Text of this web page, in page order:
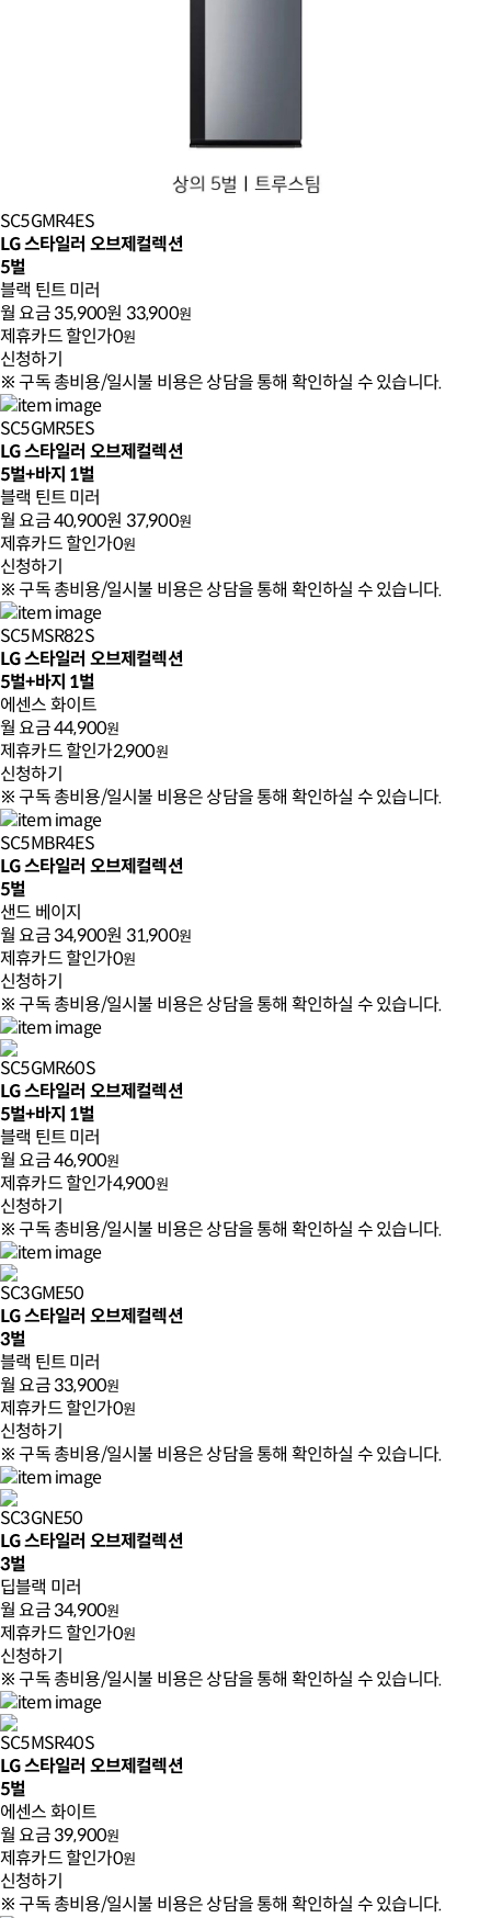
SC5GMR4ES
LG 스타일러 오브제컬렉션
5벌
블랙 틴트 미러
월 요금35,900원 33,900원
제휴카드 할인가0원
신청하기
※ 구독 총비용/일시불 비용은 상담을 통해 확인하실 수 있습니다.
SC5GMR5ES
LG 스타일러 오브제컬렉션
5벌+바지 1벌
블랙 틴트 미러
월 요금40,900원 37,900원
제휴카드 할인가0원
신청하기
※ 구독 총비용/일시불 비용은 상담을 통해 확인하실 수 있습니다.
SC5MSR82S
LG 스타일러 오브제컬렉션
5벌+바지 1벌
에센스 화이트
월 요금44,900원
제휴카드 할인가2,900원
신청하기
※ 구독 총비용/일시불 비용은 상담을 통해 확인하실 수 있습니다.
SC5MBR4ES
LG 스타일러 오브제컬렉션
5벌
샌드 베이지
월 요금34,900원 31,900원
제휴카드 할인가0원
신청하기
※ 구독 총비용/일시불 비용은 상담을 통해 확인하실 수 있습니다.
SC5GMR60S
LG 스타일러 오브제컬렉션
5벌+바지 1벌
블랙 틴트 미러
월 요금46,900원
제휴카드 할인가4,900원
신청하기
※ 구독 총비용/일시불 비용은 상담을 통해 확인하실 수 있습니다.
SC3GME50
LG 스타일러 오브제컬렉션
3벌
블랙 틴트 미러
월 요금33,900원
제휴카드 할인가0원
신청하기
※ 구독 총비용/일시불 비용은 상담을 통해 확인하실 수 있습니다.
SC3GNE50
LG 스타일러 오브제컬렉션
3벌
딥블랙 미러
월 요금34,900원
제휴카드 할인가0원
신청하기
※ 구독 총비용/일시불 비용은 상담을 통해 확인하실 수 있습니다.
SC5MSR40S
LG 스타일러 오브제컬렉션
5벌
에센스 화이트
월 요금39,900원
제휴카드 할인가0원
신청하기
※ 구독 총비용/일시불 비용은 상담을 통해 확인하실 수 있습니다.